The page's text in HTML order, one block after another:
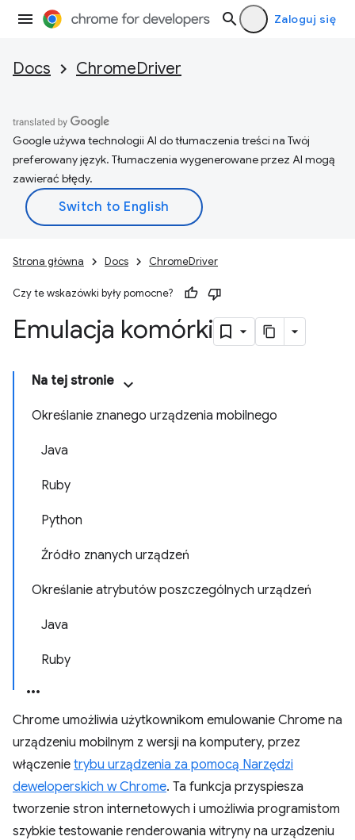
Zaloguj się
Docs ChromeDriver
Google używa technologii AI do tłumaczenia treści na Twój
preferowany język. Tłumaczenia wygenerowane przez AI mogą
zawierać błędy.
Strona główna Docs ChromeDriver
Czy te wskazówki były pomocne?
Emulacja komórki
Na tej stronie
Określanie znanego urządzenia mobilnego
Java
Ruby
Python
Źródło znanych urządzeń
Określanie atrybutów poszczególnych urządzeń
Java
Ruby
Chrome umożliwia użytkownikom emulowanie Chrome na
urządzeniu mobilnym z wersji na komputery, przez
włączenie trybu urządzenia za pomocą Narzędzi
deweloperskich w Chrome. Ta funkcja przyspiesza
tworzenie stron internetowych i umożliwia programistom
szybkie testowanie renderowania witryny na urządzeniu